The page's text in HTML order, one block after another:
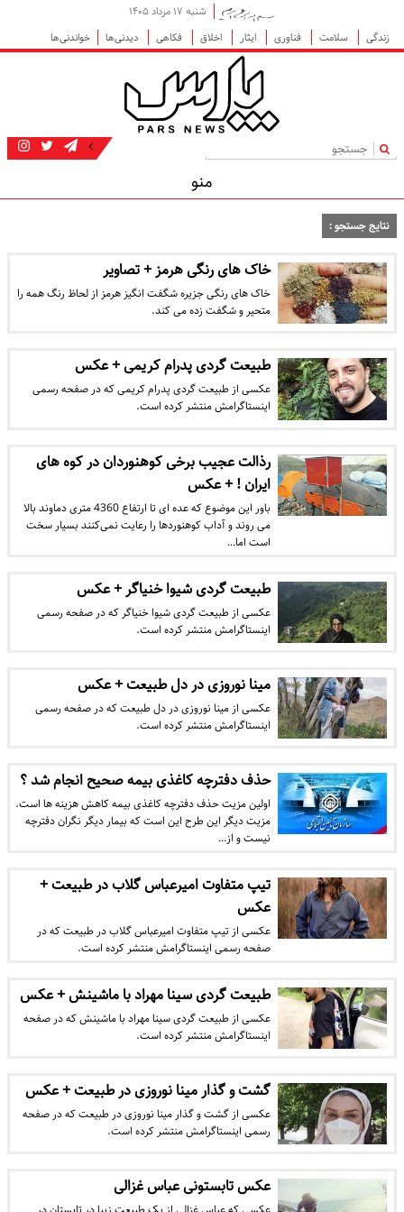
شنبه ۱۷ مرداد ۱۴۰۵
زندگی
سلامت فناوری ایثار اخلاق فکاهی دیدنی‌ها خواندنی‌ها
|
منو
نتایج جستجو :
خاک های رنگی هرمز + تصاویر
خاک های رنگی جزیره شگفت انگیز هرمز از لحاظ رنگ همه را
متحیر و شگفت زده می کند.
طبیعت گردی پدرام کریمی + عکس
عکسی از طبیعت گردی پدرام کریمی که در صفحه رسمی
اینستاگرامش منتشر کرده است.
رذالت عجیب برخی کوهنوردان در کوه های
ایران ! + عکس
باور این موضوع که عده ای تا ارتفاع 4360 متری دماوند بالا
می روند و آداب کوهنوردها را رعایت نمی‌کنند بسیار سخت
است اما…
طبیعت گردی شیوا خنیاگر + عکس
عکسی از طبیعت گردی شیوا خنیاگر که در صفحه رسمی
اینستاگرامش منتشر کرده است.
مینا نوروزی در دل طبیعت + عکس
عکسی از مینا نوروزی در دل طبیعت که در صفحه رسمی
اینستاگرامش منتشر کرده است.
حذف دفترچه‌ کاغذی بیمه صحیح انجام شد ؟
اولین مزیت حذف دفترچه کاغذی بیمه کاهش هزینه ها است.
مزیت دیگر این طرح این است که بیمار دیگر نگران دفترچه
نیست و از…
تیپ متفاوت امیرعباس گلاب در طبیعت +
عکس
عکسی از تیپ متفاوت امیرعباس گلاب در طبیعت که در
صفحه رسمی اینستاگرامش منتشر کرده است.
طبیعت گردی سینا مهراد با ماشینش + عکس
عکسی از طبیعت گردی سینا مهراد با ماشینش که در صفحه
اینستاگرامش منتشر کرده است.
گشت و گذار مینا نوروزی در طبیعت + عکس
عکسی از گشت و گذار مینا نوروزی در طبیعت که در صفحه
رسمی اینستاگرامش منتشر کرده است.
عکس تابستونی عباس غزالی